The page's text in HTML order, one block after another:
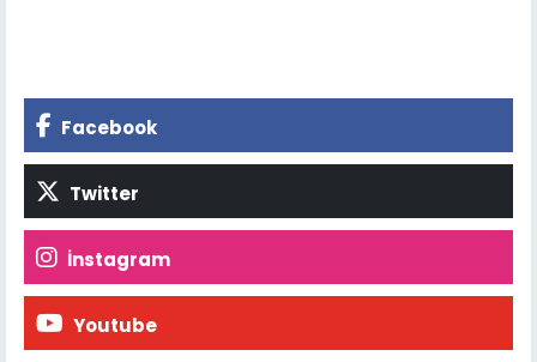
Facebook
Twitter
İnstagram
Youtube